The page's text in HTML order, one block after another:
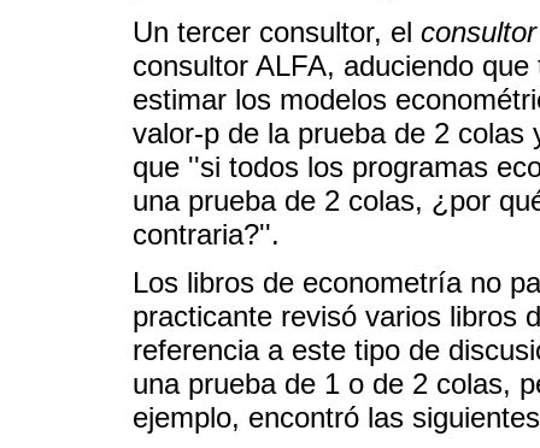
Un tercer consultor, el consultor
consultor ALFA, aduciendo
estimar los modelos
valor-p de la prueba de 2
que ''si todos los programas
una prueba de 2 colas, ¿por
contraria?''.
Los libros de econometría no
practicante revisó varios libros
referencia a este tipo de
una prueba de 1 o de 2 colas,
ejemplo, encontró las